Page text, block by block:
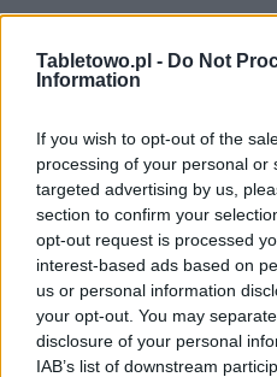
Tabletowo.pl - Do Not
Information
If you wish to opt-out of the
processing of your personal or
targeted advertising by us,
section to confirm your
opt-out request is processed
interest-based ads based on
us or personal information
your opt-out. You may
disclosure of your personal
IAB’s list of downstream